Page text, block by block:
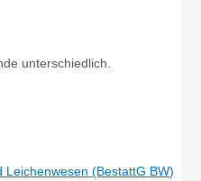
unterschiedlich.
(BestattG BW)